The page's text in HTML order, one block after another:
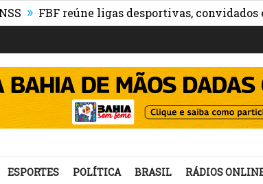
FBF reúne ligas desportivas, convidados e
ESPORTES POLÍTICA BRASIL RÁDIOS